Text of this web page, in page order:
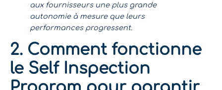
aux fournisseurs une plus grande
autonomie à mesure que leurs
performances progressent.
2. Comment fonctionne
le Self Inspection